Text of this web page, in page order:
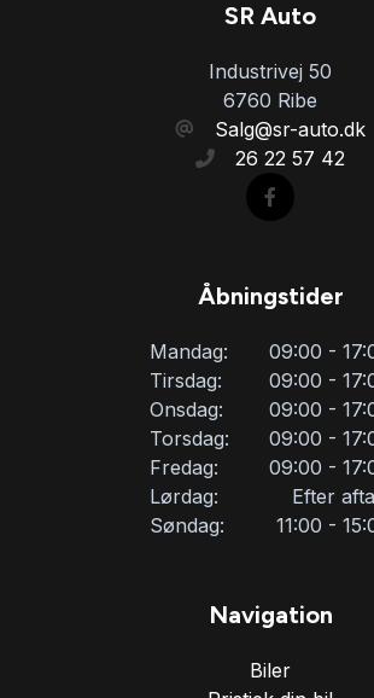
SR Auto
Industrivej 50
6760 Ribe
Salg@sr-auto.dk
26 22 57 42
Åbningstider
Mandag:
09:00 -
Tirsdag:
09:00 -
Onsdag:
09:00 -
Torsdag:
09:00 -
Fredag:
09:00 -
Lørdag:
Efter
Søndag:
11:00 -
Navigation
Biler